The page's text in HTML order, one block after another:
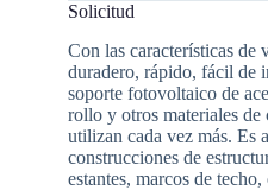
Solicitud
Con las características de
duradero, rápido, fácil de
soporte fotovoltaico de
rollo y otros materiales de
utilizan cada vez más. Es
construcciones de
estantes, marcos de techo,